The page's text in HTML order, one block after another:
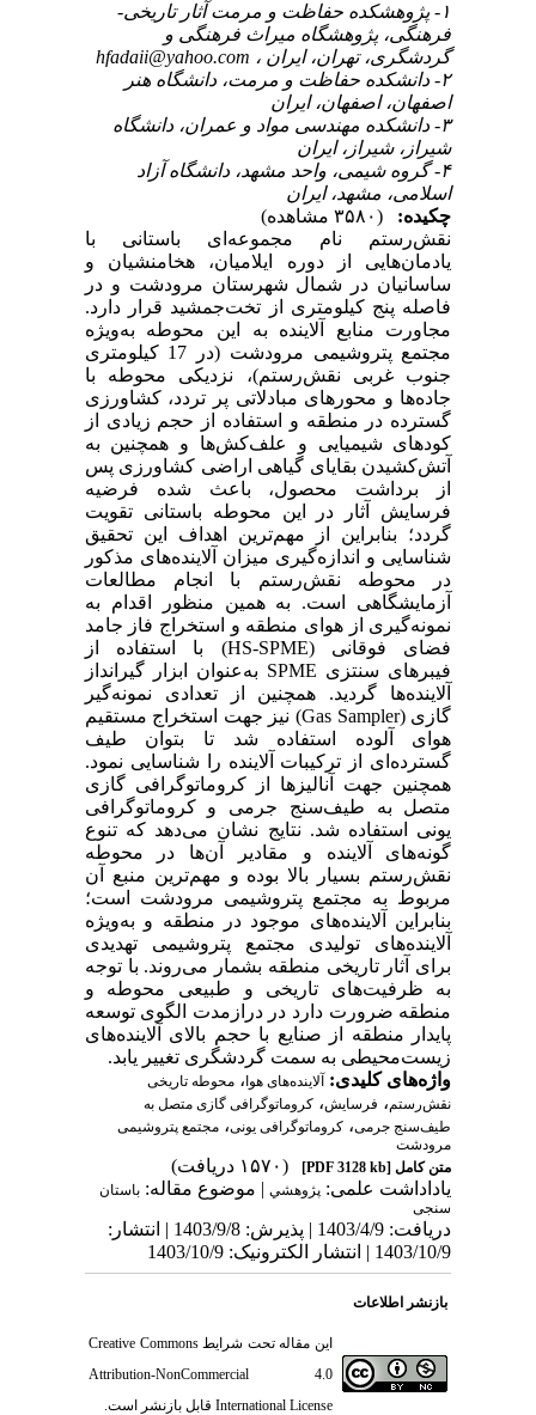
۱- پژوهشکده حفاظت و مرمت آثار تاریخی-
فرهنگی، پژوهشگاه میراث فرهنگی و
گردشگری، تهران، ایران ، hfadaii@yahoo.com
۲- دانشکده حفاظت و مرمت، دانشگاه هنر
اصفهان، اصفهان، ایران
۳- دانشکده مهندسی مواد و عمران، دانشگاه
شیراز، شیراز، ایران
۴- گروه شیمی، واحد مشهد، دانشگاه آزاد
اسلامی، مشهد، ایران
چکیده:
(۳۵۸۰ مشاهده)
نقش‌رستم نام مجموعه‌ای باستانی با
یادمان‌هایی از دوره ایلامیان، هخامنشیان و
ساسانیان در شمال شهرستان مرودشت و در
فاصله پنج کیلومتری از تخت‌جمشید قرار دارد.
مجاورت منابع آلاینده به این محوطه به‌ویژه
مجتمع پتروشیمی مرودشت (در 17 کیلومتری
جنوب غربی نقش‌رستم)، نزدیکی محوطه با
جاده‌ها و محورهای مبادلاتی پر تردد، کشاورزی
گسترده در منطقه و استفاده از حجم زیادی از
کودهای شیمیایی و علف‌کش‌ها و همچنین به
آتش‌کشیدن بقایای گیاهی اراضی کشاورزی پس
از برداشت محصول، باعث شده فرضیه
فرسایش آثار در این محوطه باستانی تقویت
گردد؛ بنابراین از مهم‌ترین اهداف این تحقیق
شناسایی و اندازه‌گیری میزان آلاینده‌های مذکور
در محوطه نقش‌رستم با انجام مطالعات
آزمایشگاهی است. به همین منظور اقدام به
نمونه‌گیری از هوای منطقه و استخراج فاز جامد
فضای فوقانی (HS-SPME) با استفاده از
فیبرهای سنتزی SPME به‌عنوان ابزار گیرانداز
آلاینده‌ها گردید. همچنین از تعدادی نمونه‌گیر
گازی (Gas Sampler) نیز جهت استخراج مستقیم
هوای آلوده استفاده شد تا بتوان طیف
گسترده‌ای از ترکیبات آلاینده را شناسایی نمود.
همچنین جهت آنالیزها از کروماتوگرافی گازی
متصل به طیف‌سنج جرمی و کروماتوگرافی
یونی استفاده شد. نتایج نشان می‌دهد که تنوع
گونه‌های آلاینده و مقادیر آن‌ها در محوطه
نقش‌رستم بسیار بالا بوده و مهم‌ترین منبع آن
مربوط به مجتمع پتروشیمی مرودشت است؛
بنابراین آلاینده‌های موجود در منطقه و به‌ویژه
آلاینده‌های تولیدی مجتمع پتروشیمی تهدیدی
برای آثار تاریخی منطقه بشمار می‌روند. با توجه
به ظرفیت‌های تاریخی و طبیعی محوطه و
منطقه ضرورت دارد در درازمدت الگوی توسعه
پایدار منطقه از صنایع با حجم بالای آلاینده‌های
زیست‌محیطی به سمت گردشگری تغییر یابد.
واژه‌های کلیدی: آلاینده‌های هوا ، محوطه تاریخی
نقش‌رستم، فرسایش، کروماتوگرافی گازی متصل به
طیف‌سنج جرمی، کروماتوگرافی یونی، مجتمع پتروشیمی
مرودشت
متن کامل[PDF 3128 kb]
(۱۵۷۰ دریافت)
یاداداشت علمی: پژوهشي| موضوع مقاله: باستان
سنجی
دریافت: 1403/4/9 | پذیرش: 1403/9/8 | انتشار:
1403/10/9 | انتشار الکترونیک: 1403/10/9
بازنشر اطلاعات
این مقاله تحت شرایطCreative Commons
Attribution-NonCommercial 4.0
International License قابل بازنشر است.